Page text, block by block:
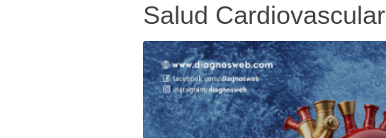
Salud Cardiovascular